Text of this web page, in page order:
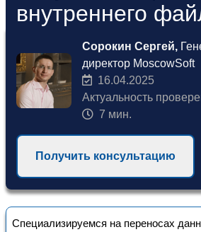
внутреннего
Сорокин Сергей,
директор MoscowSoft
16.04.2025
Актуальность
7 мин.
Получить консультацию
Специализируемся на переносах